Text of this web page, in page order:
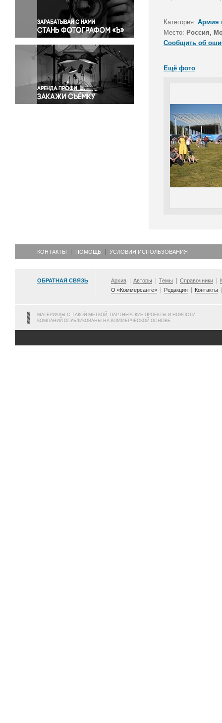
Правосудие
Происшествия и конфликты
Религия
Светская жизнь
Спорт
Экология
Экономика и бизнес
Категория: Армия
Место: Россия,
Сообщить об
Ещё фото
КОНТАКТЫ ПОМОЩЬ УСЛОВИЯ ИСПОЛЬЗОВАНИЯ
ОБРАТНАЯ СВЯЗЬ Архив Авторы Темы Справочники
О «Коммерсанте»
Редакция Контакты
МАТЕРИАЛЫ С ТАКОЙ МЕТКОЙ, ПАРТНЕРСКИЕ ПРОЕКТЫ И НОВОСТИ
КОМПАНИЙ ОПУБЛИКОВАНЫ НА КОММЕРЧЕСКОЙ ОСНОВЕ